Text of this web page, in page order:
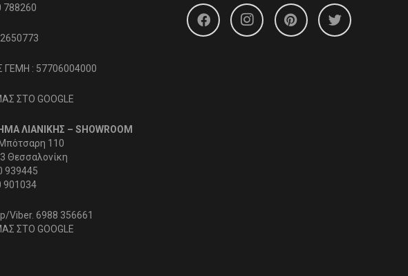
788260
: 57706004000
ΣΤΟ GOOGLE
ΛΙΑΝΙΚΗΣ – SHOWROOM
110
Θεσσαλονίκη
939445
901034
Viber. 6988 356661
ΣΤΟ GOOGLE